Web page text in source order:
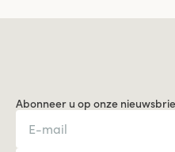
Abonneer u op onze